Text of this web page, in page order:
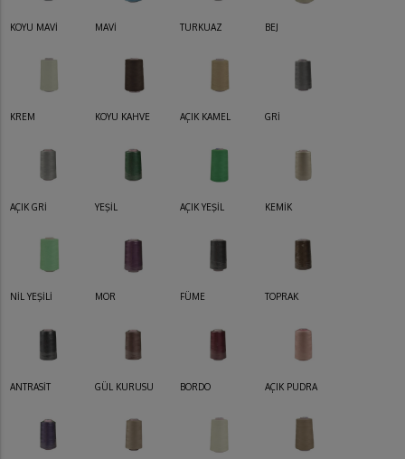
KOYU MAVİ MAVİ TURKUAZ BEJ
KREM KOYU KAHVE AÇIK KAMEL GRİ
AÇIK GRİ YEŞİL AÇIK YEŞİL KEMİK
NİL YEŞİLİ MOR FÜME TOPRAK
ANTRASİT GÜL KURUSU BORDO AÇIK PUDRA